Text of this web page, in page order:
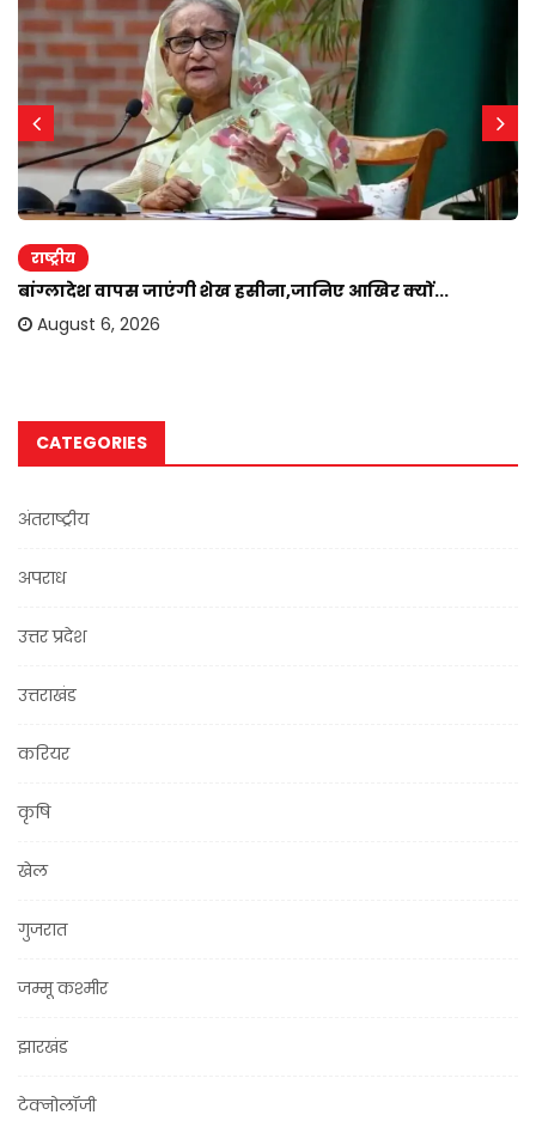
राष्ट्रीय
बांग्लादेश वापस जाएंगी शेख हसीना,जानिए आखिर क्यों...
August 6, 2026
CATEGORIES
अंतराष्ट्रीय
अपराध
उत्तर प्रदेश
उत्तराखंड
करियर
कृषि
खेल
गुजरात
जम्मू कश्मीर
झारखंड
टेक्नोलॉजी